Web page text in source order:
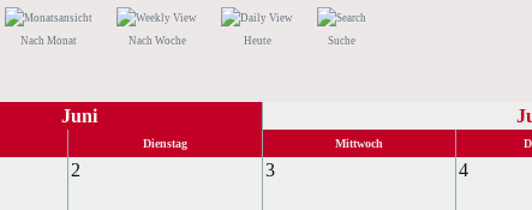
Nach Monat Nach Woche Heute Suche
Juni
Dienstag Mittwoch
2 3 4